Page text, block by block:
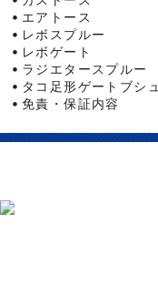
エアトース
レボスプルー
レボゲート
ラジエタースプルー
タコ足形ゲートブシュ
免責・保証内容